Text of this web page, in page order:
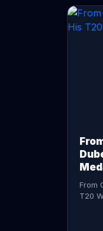
From
T20